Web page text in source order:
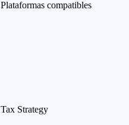
Plataformas compatibles
Tax Strategy